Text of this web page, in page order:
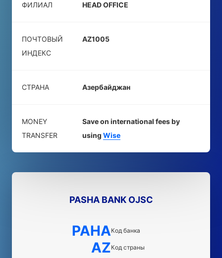
ФИЛИАЛ HEAD OFFICE
ПОЧТОВЫЙ
ИНДЕКС
AZ1005
СТРАНА Азербайджан
MONEY
TRANSFER
Save on international fees by
using Wise
PASHA BANK OJSC
PAHAКод банка
AZКод страны